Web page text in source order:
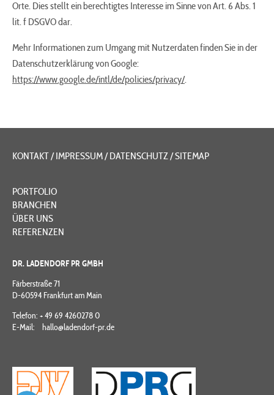
Orte. Dies stellt ein berechtigtes Interesse im Sinne von Art. 6 Abs. 1
lit. f DSGVO dar.
Mehr Informationen zum Umgang mit Nutzerdaten finden Sie in der
Datenschutzerklärung von Google:
https://www.google.de/intl/de/policies/privacy/.
KONTAKT/ IMPRESSUM/ DATENSCHUTZ/SITEMAP
Navigation
überspringen
PORTFOLIO
BRANCHEN
ÜBER UNS
REFERENZEN
DR. LADENDORF PR GMBH
Färberstraße 71
D-60594 Frankfurt am Main
Telefon: + 49 69 4260278 0
E-Mail:
hallo@ladendorf-pr.de